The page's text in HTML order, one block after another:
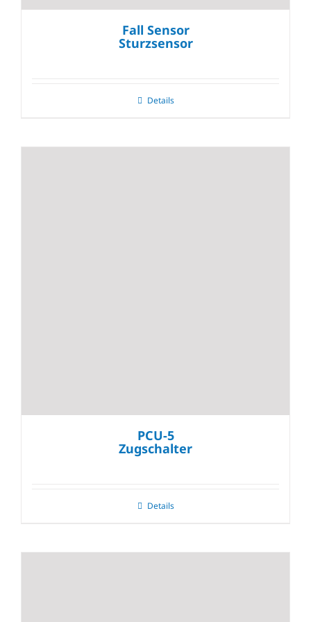
Fall Sensor
Sturzsensor
Details
PCU-5
Zugschalter
Details